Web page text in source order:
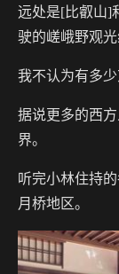
远处是[比叡山]
驶的嵯峨野观
我不认为有多少
据说更多的西
界。
听完小林住持
月桥地区。